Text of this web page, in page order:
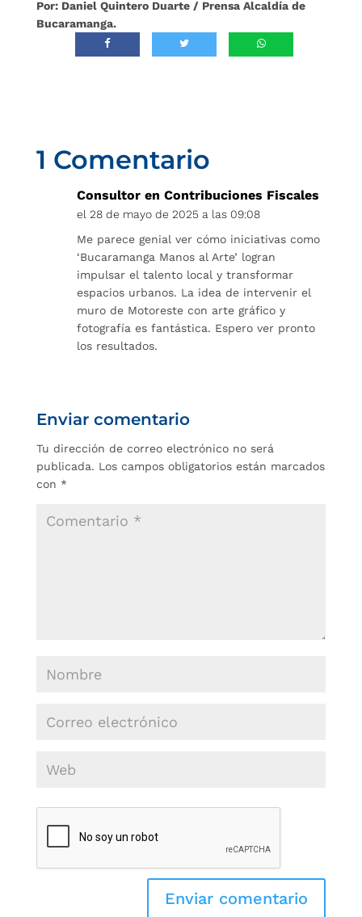
Por: Daniel Quintero Duarte / Prensa Alcaldía de
Bucaramanga.
1 Comentario
Consultor en Contribuciones Fiscales
el 28 de mayo de 2025 a las 09:08
Me parece genial ver cómo iniciativas como
‘Bucaramanga Manos al Arte’ logran
impulsar el talento local y transformar
espacios urbanos. La idea de intervenir el
muro de Motoreste con arte gráfico y
fotografía es fantástica. Espero ver pronto
los resultados.
Enviar comentario
Tu dirección de correo electrónico no será
publicada. Los campos obligatorios están marcados
con *